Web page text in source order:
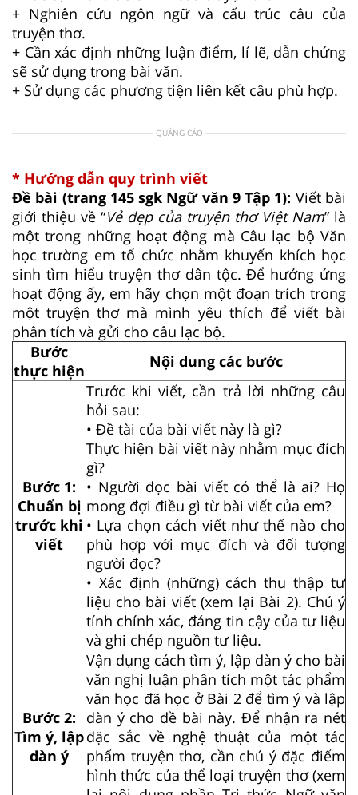
+ Nghiên cứu ngôn ngữ và cấu trúc câu của
truyện thơ.
+ Cần xác định những luận điểm, lí lẽ, dẫn chứng
sẽ sử dụng trong bài văn.
+ Sử dụng các phương tiện liên kết câu phù hợp.
QUẢNG CÁO
* Hướng dẫn quy trình viết
Đề bài (trang 145 sgk Ngữ văn 9 Tập 1): Viết bài
giới thiệu về “Vẻ đẹp của truyện thơ Việt Nam” là
một trong những hoạt động mà Câu lạc bộ Văn
học trường em tổ chức nhằm khuyến khích học
sinh tìm hiểu truyện thơ dân tộc. Để hưởng ứng
hoạt động ấy, em hãy chọn một đoạn trích trong
một truyện thơ mà mình yêu thích để viết bài
phân tích và gửi cho câu lạc bộ.
Bước
thực hiện
Nội dung các bước
Bước 1:
Chuẩn bị
trước khi
viết
Trước khi viết, cần trả lời những câu
hỏi sau:
• Đề tài của bài viết này là gì?
Thực hiện bài viết này nhằm mục đích
gì?
• Người đọc bài viết có thể là ai? Họ
mong đợi điều gì từ bài viết của em?
• Lựa chọn cách viết như thế nào cho
phù hợp với mục đích và đối tượng
người đọc?
• Xác định (những) cách thu thập tư
liệu cho bài viết (xem lại Bài 2). Chú ý
tính chính xác, đáng tin cậy của tư liệu
và ghi chép nguồn tư liệu.
Bước 2:
Tìm ý, lập
dàn ý
Vận dụng cách tìm ý, lập dàn ý cho bài
văn nghị luận phân tích một tác phẩm
văn học đã học ở Bài 2 để tìm ý và lập
dàn ý cho đề bài này. Để nhận ra nét
đặc sắc về nghệ thuật của một tác
phẩm truyện thơ, cần chú ý đặc điểm
hình thức của thể loại truyện thơ (xem